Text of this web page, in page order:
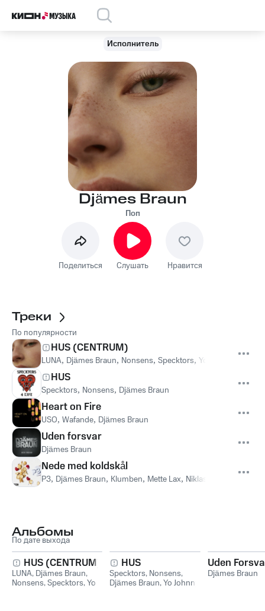
Исполнитель
Djämes Braun
Поп
Поделиться Слушать Нравится
Треки
По популярности
HUS (CENTRUM)
LUNA, Djämes Braun, Nonsens, Specktors, Yo Johnny
HUS
Specktors, Nonsens, Djämes Braun
Heart on Fire
USO, Wafande, Djämes Braun
Uden forsvar
Djämes Braun
Nede med koldskål
P3, Djämes Braun, Klumben, Mette Lax, Niklas
Альбомы
По дате выхода
HUS (CENTRUM)
LUNA, Djämes Braun,
Nonsens,Specktors,Yo
HUS
Specktors, Nonsens,
Djämes Braun,Yo Johnny
Uden
Djämes Braun